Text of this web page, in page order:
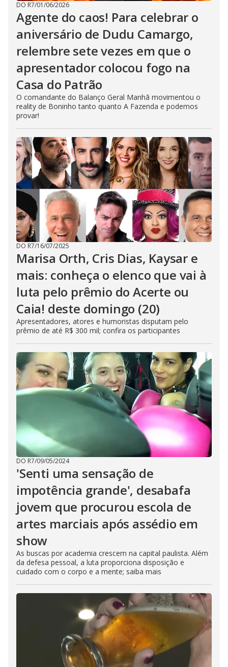
DO R7/01/06/2026
Agente do caos! Para celebrar o
aniversário de Dudu Camargo,
relembre sete vezes em que o
apresentador colocou fogo na
Casa do Patrão
O comandante do Balanço Geral Manhã movimentou o
reality de Boninho tanto quanto A Fazenda e podemos
provar!
DO R7/16/07/2025
Marisa Orth, Cris Dias, Kaysar e
mais: conheça o elenco que vai à
luta pelo prêmio do Acerte ou
Caia! deste domingo (20)
Apresentadores, atores e humoristas disputam pelo
prêmio de até R$ 300 mil; confira os participantes
DO R7/09/05/2024
'Senti uma sensação de
impotência grande', desabafa
jovem que procurou escola de
artes marciais após assédio em
show
As buscas por academia crescem na capital paulista. Além
da defesa pessoal, a luta proporciona disposição e
cuidado com o corpo e a mente; saiba mais